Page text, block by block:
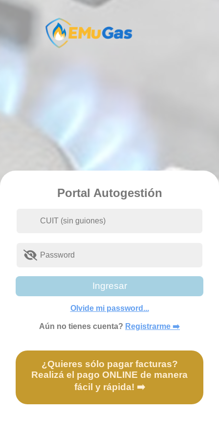
Portal Autogestión
Ingresar
Olvide mi password...
Aún no tienes cuenta? Registrarme ➡️
¿Quieres sólo pagar facturas?
Realizá el pago ONLINE de manera
fácil y rápida! ➡️